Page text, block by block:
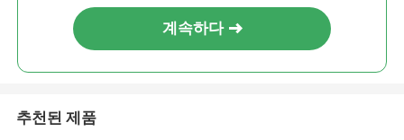
계속하다
추천된 제품